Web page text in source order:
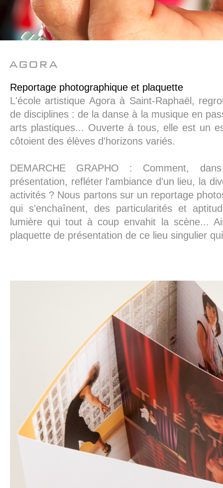
agora
Reportage photographique et plaquette
L'école artistique Agora à Saint-Raphaël,
de disciplines : de la danse à la musique en
arts plastiques... Ouverte à tous, elle est un
côtoient des élèves d'horizons variés.
DEMARCHE GRAPHO : Comment,
présentation, refléter l'ambiance d'un lieu, la
activités ? Nous partons sur un reportage
qui s'enchaînent, des particularités et
lumière qui tout à coup envahit la scène...
plaquette de présentation de ce lieu singulier